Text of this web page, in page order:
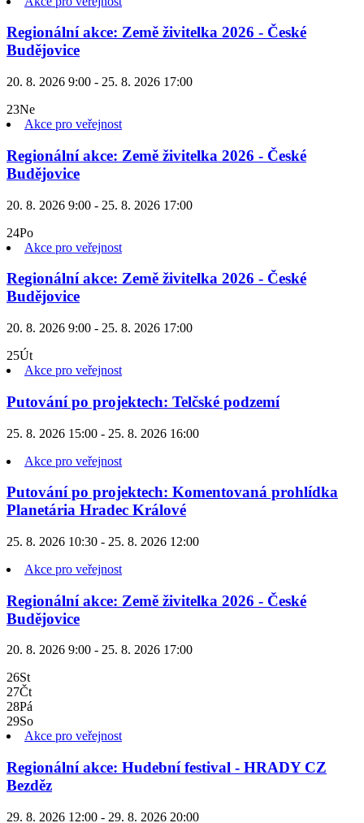
Regionální akce: Země živitelka 2026 - České
Budějovice
20. 8. 2026 9:00 - 25. 8. 2026 17:00
23Ne
Akce pro veřejnost
Regionální akce: Země živitelka 2026 - České
Budějovice
20. 8. 2026 9:00 - 25. 8. 2026 17:00
24Po
Akce pro veřejnost
Regionální akce: Země živitelka 2026 - České
Budějovice
20. 8. 2026 9:00 - 25. 8. 2026 17:00
25Út
Akce pro veřejnost
Putování po projektech: Telčské podzemí
25. 8. 2026 15:00 - 25. 8. 2026 16:00
Akce pro veřejnost
Putování po projektech: Komentovaná prohlídka
Planetária Hradec Králové
25. 8. 2026 10:30 - 25. 8. 2026 12:00
Akce pro veřejnost
Regionální akce: Země živitelka 2026 - České
Budějovice
20. 8. 2026 9:00 - 25. 8. 2026 17:00
26St
27Čt
28Pá
29So
Akce pro veřejnost
Regionální akce: Hudební festival - HRADY CZ
Bezděz
29. 8. 2026 12:00 - 29. 8. 2026 20:00